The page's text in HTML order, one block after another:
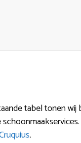
tabel tonen wij
.